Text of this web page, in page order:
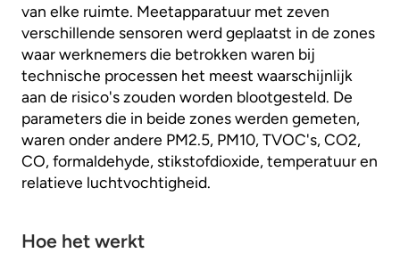
van elke ruimte. Meetapparatuur met zeven
verschillende sensoren werd geplaatst in de zones
waar werknemers die betrokken waren bij
technische processen het meest waarschijnlijk
aan de risico's zouden worden blootgesteld. De
parameters die in beide zones werden gemeten,
waren onder andere PM2.5, PM10, TVOC's, CO2,
CO, formaldehyde, stikstofdioxide, temperatuur en
relatieve luchtvochtigheid.
Hoe het werkt